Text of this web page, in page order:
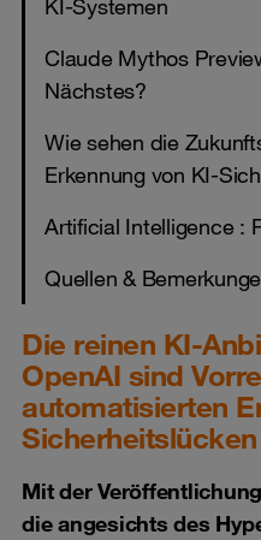
KI-Systemen
Claude Mythos
Nächstes?
Wie sehen die
Erkennung von KI-
Artificial Intelligence :
Quellen &
Die reinen KI-
OpenAI sind
automatisierten
Sicherheitslücken
Mit der
die angesichts des